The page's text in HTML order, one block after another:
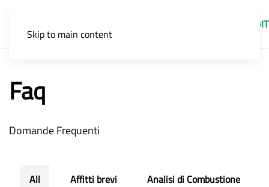
Skip to main content
IT
Faq
Domande Frequenti
All Affitti brevi Analisi di Combustione